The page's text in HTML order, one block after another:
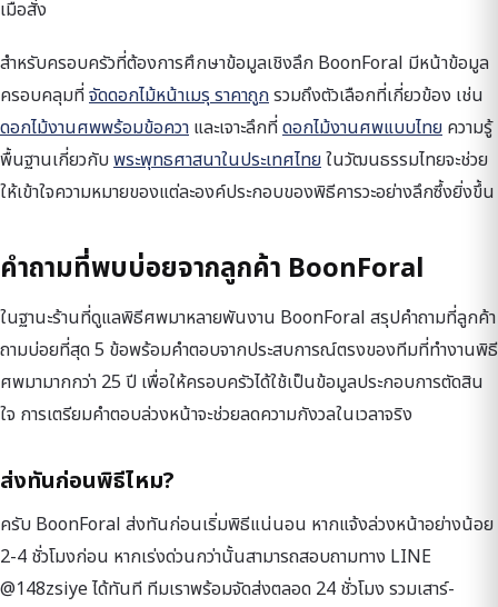
เมื่อสั่ง
สำหรับครอบครัวที่ต้องการศึกษาข้อมูลเชิงลึก BoonForal มีหน้าข้อมูล
ครอบคลุมที่จัดดอกไม้หน้าเมรุ ราคาถูกรวมถึงตัวเลือกที่เกี่ยวข้อง เช่น
ดอกไม้งานศพพร้อมข้อควา และเจาะลึกที่ดอกไม้งานศพแบบไทย ความรู้
พื้นฐานเกี่ยวกับพระพุทธศาสนาในประเทศไทยในวัฒนธรรมไทยจะช่วย
ให้เข้าใจความหมายของแต่ละองค์ประกอบของพิธีคารวะอย่างลึกซึ้งยิ่งขึ้น
คำถามที่พบบ่อยจากลูกค้า BoonForal
ในฐานะร้านที่ดูแลพิธีศพมาหลายพันงาน BoonForal สรุปคำถามที่ลูกค้า
ถามบ่อยที่สุด 5 ข้อพร้อมคำตอบจากประสบการณ์ตรงของทีมที่ทำงานพิธี
ศพมามากกว่า 25 ปี เพื่อให้ครอบครัวได้ใช้เป็นข้อมูลประกอบการตัดสิน
ใจ การเตรียมคำตอบล่วงหน้าจะช่วยลดความกังวลในเวลาจริง
ส่งทันก่อนพิธีไหม?
ครับ BoonForal ส่งทันก่อนเริ่มพิธีแน่นอน หากแจ้งล่วงหน้าอย่างน้อย
2-4 ชั่วโมงก่อน หากเร่งด่วนกว่านั้นสามารถสอบถามทาง LINE
@148zsiye ได้ทันที ทีมเราพร้อมจัดส่งตลอด 24 ชั่วโมง รวมเสาร์-